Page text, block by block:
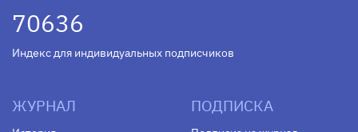
70636
Индекс для индивидуальных подписчиков
ЖУРНАЛ ПОДПИСКА